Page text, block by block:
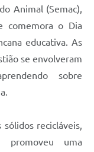
Animal (Semac),
comemora o Dia
educativa. As
se envolveram
sobre
recicláveis,
promoveu uma